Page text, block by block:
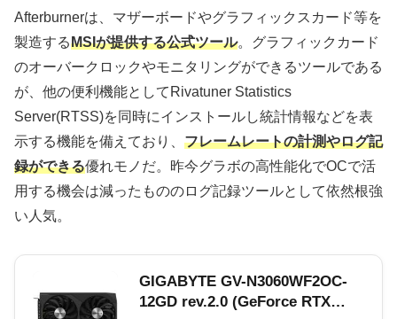
Afterburnerは、マザーボードやグラフィックスカード等を
製造するMSIが提供する公式ツール。グラフィックカード
のオーバークロックやモニタリングができるツールである
が、他の便利機能としてRivatuner Statistics
Server(RTSS)を同時にインストールし統計情報などを表
示する機能を備えており、 フレームレートの計測やログ記
録ができる優れモノだ。昨今グラボの高性能化でOCで活
用する機会は減ったもののログ記録ツールとして依然根強
い人気。
GIGABYTE GV-N3060WF2OC-
12GD rev.2.0 (GeForce RTX